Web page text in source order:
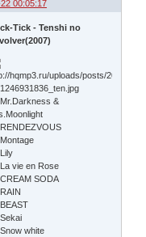
00:05:17
Tick - Tenshi no
&
vie en Rose
SODA
white